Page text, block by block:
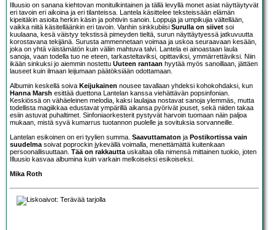
Illuusio on sanana kiehtovan monitulkintainen ja tällä levyllä monet asiat näyttäytyvät
eri tavoin eri aikoina ja eri tilanteissa. Lantela käsittelee teksteissään elämän
kipeitäkin asioita herkin käsin ja pohtivin sanoin. Loppuja ja umpikujia vältellään,
vaikka niitä käsitelläänkin eri tavoin. Vanhin sinkkubiisi Surulla on siivet soi
kuulaana, kesä väistyy tekstissä pimeyden tieltä, surun näyttäytyessä jatkuvuutta
korostavana tekijänä. Surusta ammennetaan voimaa ja uskoa seuraavaan kesään,
joka on yhtä väistämätön kuin väliin mahtuva talvi. Lantela ei ainoastaan laula
sanoja, vaan todella tuo ne eteen, tarkasteltaviksi, opittaviksi, ymmärrettäviksi. Niin
ikään sinkuksi jo aiemmin nostettu Uuteen rantaan hyytää myös sanoillaan, jättäen
lauseet kuin ilmaan leijumaan päätöksiään odottamaan.
Albumin keskellä soiva Keijukainen nousee tavallaan yhdeksi kohokohdaksi, kun
Hanna Marsh esittää duettona Lantelan kanssa viehättävän popsinfonian.
Keskiössä on vähäeleinen melodia, kaksi laulajaa nostavat sanoja ylemmäs, mutta
todellista magiikkaa edustavat ympärillä aikansa pyörivät jouset, sekä niiden takaa
esiin astuvat puhaltimet. Sinfoniaorkesterit pystyvät harvoin tuomaan näin paljoa
mukaan, mistä syvä kumarrus tuotannon puolelle ja sovituksia sorvanneille.
Lantelan esikoinen on eri tyylien summa. Saavuttamaton ja Postikortissa vain
suudelma soivat poprockin jykevällä voimalla, menettämättä kuitenkaan
persoonallisuuttaan. Tää on rakkautta uskaltaa olla nimensä mittainen tuokio, joten
Illuusio kasvaa albumina kuin varkain melkoiseksi esikoiseksi.
Mika Roth